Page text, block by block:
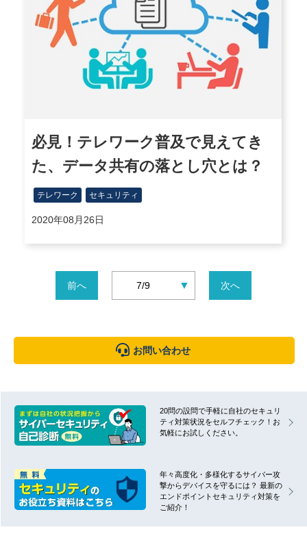
必見！テレワーク普及で見えてき
た、データ共有の落とし穴とは？
テレワーク セキュリティ
2020年08月26日
前へ 7/9 ▼ 次へ
お問い合わせ
20問の設問で手軽に自社のセキュリ
ティ対策状況をセルフチェック！お
気軽にお試しください。
年々高度化・多様化するサイバー攻
撃からデバイスを守るには？ 最新の
エンドポイントセキュリティ対策を
ご紹介！